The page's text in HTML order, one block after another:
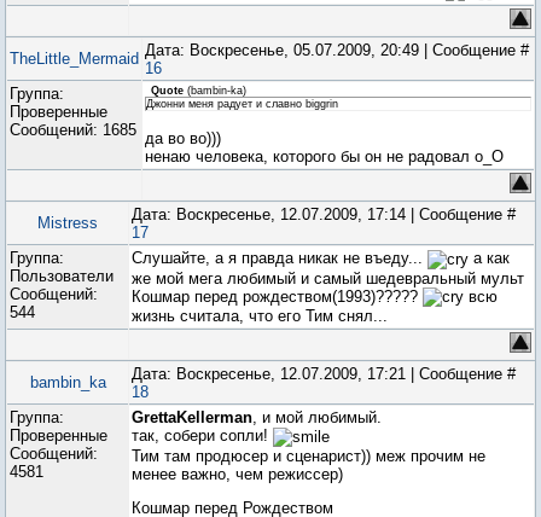
TheLittle_Mermaid Дата: Воскресенье, 05.07.2009, 20:49 | Сообщение #
16
Группа:
Проверенные
Сообщений: 1685
Quote (bambin-ka)
Джонни меня радует и славно biggrin
да во во)))
ненаю человека, которого бы он не радовал о_О
Mistress
Дата: Воскресенье, 12.07.2009, 17:14 | Сообщение #
17
Группа:
Пользователи
Сообщений:
544
Слушайте, а я правда никак не въеду...
а как
же мой мега любимый и самый шедевральный мульт
Кошмар перед рождеством(1993)?????
всю
жизнь считала, что его Тим снял...
bambin_ka
Дата: Воскресенье, 12.07.2009, 17:21 | Сообщение #
18
Группа:
Проверенные
Сообщений:
4581
GrettaKellerman, и мой любимый.
так, собери сопли!
Тим там продюсер и сценарист)) меж прочим не
менее важно, чем режиссер)
Кошмар перед Рождеством